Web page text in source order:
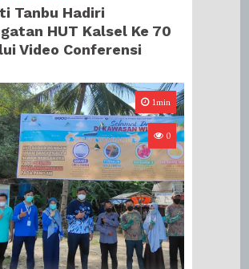
Tanbu Hadiri
HUT Kalsel Ke 70
Video Conferensi
1min
0